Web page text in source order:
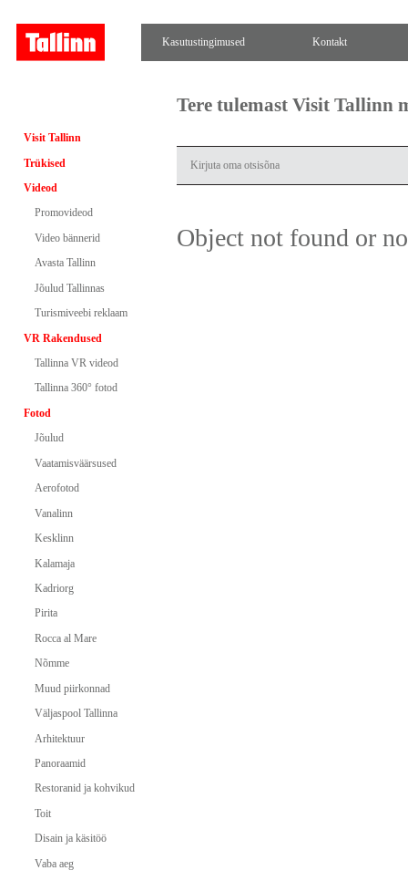
Kasutustingimused Kontakt
Visit Tallinn
Trükised
Videod
Promovideod
Video bännerid
Avasta Tallinn
Jõulud Tallinnas
Turismiveebi reklaam
VR Rakendused
Tallinna VR videod
Tallinna 360° fotod
Fotod
Jõulud
Vaatamisväärsused
Aerofotod
Vanalinn
Kesklinn
Kalamaja
Kadriorg
Pirita
Rocca al Mare
Nõmme
Muud piirkonnad
Väljaspool Tallinna
Arhitektuur
Panoraamid
Restoranid ja kohvikud
Toit
Disain ja käsitöö
Vaba aeg
Tere tulemast Visit Tallinn
Object not found or